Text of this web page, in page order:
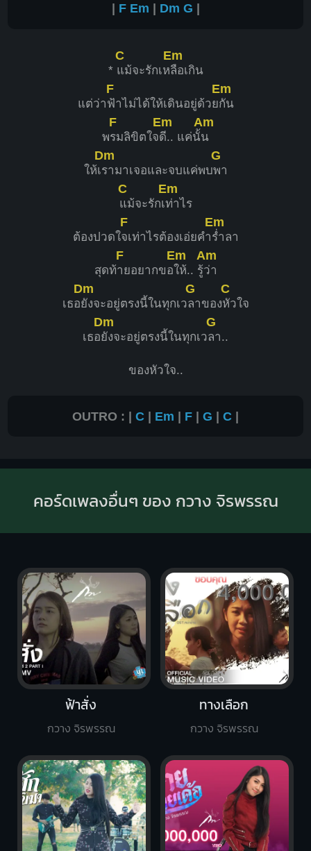
| F Em | Dm G |
*
C
แม้จะรักเห
Em
ลือเกิน
แต่ว่า
F
ฟ้าไม่ได้ให้เดินอยู่ด้วย
Em
กัน
พ
F
รมลิขิตใจ
Em
ดี.. แค่นั้
Am
น
ให้เ
Dm
รามาเจอและจบแค่พบ
G
พา
C
แม้จะรักเ
Em
ท่าไร
ต้องปวดใ
F
จเท่าไรต้องเอ่ยคำ
Em
ร่ำลา
สุดท้
F
ายอยากขอ
Em
ให้.. รู้
Am
ว่า
เธอ
Dm
ยังจะอยู่ตรงนี้ในทุกเว
G
ลาของ
C
หัวใจ
เธอ
Dm
ยังจะอยู่ตรงนี้ในทุกเว
G
ลา..
ของหัวใจ..
OUTRO : | C | Em | F | G | C |
คอร์ดเพลงอื่นๆ ของ กวาง จิรพรรณ
ฟ้าสั่ง
กวาง จิรพรรณ
ทางเลือก
กวาง จิรพรรณ